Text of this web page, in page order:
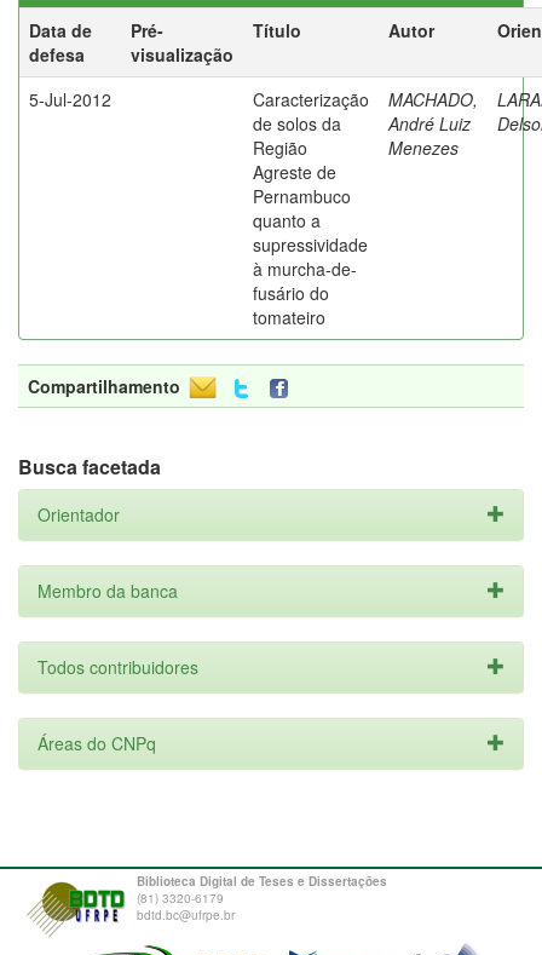
Data de
defesa
Pré-
visualização
Título Autor
5-Jul-2012
Caracterização
de solos da
Região
Agreste de
Pernambuco
quanto a
supressividade
à murcha-de-
fusário do
tomateiro
MACHADO,
André Luiz
Menezes
Compartilhamento
Busca facetada
Orientador
Membro da banca
Todos contribuidores
Áreas do CNPq
Biblioteca Digital de Teses e Dissertações
(81) 3320-6179
bdtd.bc@ufrpe.br